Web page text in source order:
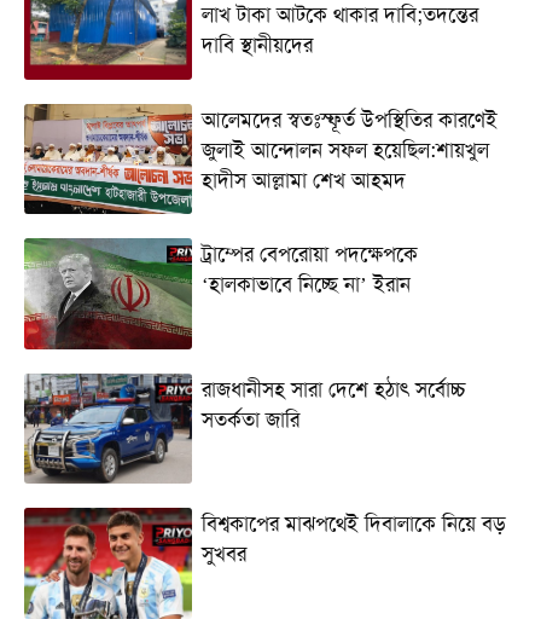
লাখ টাকা আটকে থাকার দাবি;তদন্তের
দাবি স্থানীয়দের
আলেমদের স্বতঃস্ফূর্ত উপস্থিতির কারণেই
জুলাই আন্দোলন সফল হয়েছিল:শায়খুল
হাদীস আল্লামা শেখ আহমদ
ট্রাম্পের বেপরোয়া পদক্ষেপকে
‘হালকাভাবে নিচ্ছে না’ ইরান
রাজধানীসহ সারা দেশে হঠাৎ সর্বোচ্চ
সতর্কতা জা‌রি
বিশ্বকাপের মাঝপথেই দিবালাকে নিয়ে বড়
সুখবর